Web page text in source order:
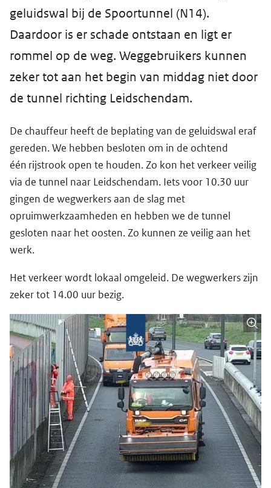
geluidswal bij de Spoortunnel (N14).
Daardoor is er schade ontstaan en ligt er
rommel op de weg. Weggebruikers kunnen
zeker tot aan het begin van middag niet door
de tunnel richting Leidschendam.
De chauffeur heeft de beplating van de geluidswal eraf
gereden. We hebben besloten om in de ochtend
één rijstrook open te houden. Zo kon het verkeer veilig
via de tunnel naar Leidschendam. Iets voor 10.30 uur
gingen de wegwerkers aan de slag met
opruimwerkzaamheden en hebben we de tunnel
gesloten naar het oosten. Zo kunnen ze veilig aan het
werk.
Het verkeer wordt lokaal omgeleid. De wegwerkers zijn
zeker tot 14.00 uur bezig.